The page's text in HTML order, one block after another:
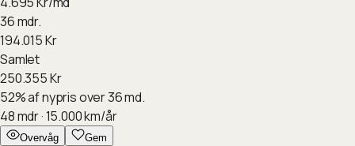
36 mdr.
194.015Kr
Samlet
250.355Kr
52%af nypris over 36 md.
48mdr ·15.000km/år
Overvåg Gem